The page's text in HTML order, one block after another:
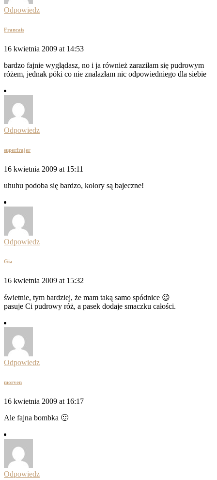
Odpowiedz
Francais
16 kwietnia 2009 at 14:53
bardzo fajnie wyglądasz, no i ja również zaraziłam się pudrowym
różem, jednak póki co nie znalazłam nic odpowiedniego dla siebie
Odpowiedz
superfrajer
16 kwietnia 2009 at 15:11
uhuhu podoba się bardzo, kolory są bajeczne!
Odpowiedz
Gia
16 kwietnia 2009 at 15:32
świetnie, tym bardziej, że mam taką samo spódnice 😉
pasuje Ci pudrowy róż, a pasek dodaje smaczku całości.
Odpowiedz
morven
16 kwietnia 2009 at 16:17
Ale fajna bombka 🙂
Odpowiedz